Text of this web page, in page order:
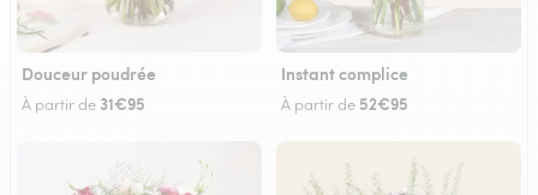
Douceur poudrée
À partir de 31€95
Instant complice
À partir de 52€95